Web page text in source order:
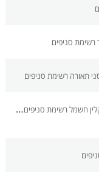
רשימת סניפים
תאורה רשימת סניפים
חשמל רשימת סניפים